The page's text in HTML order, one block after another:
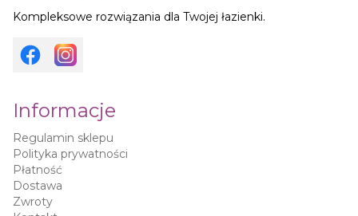
Kompleksowe rozwiązania dla Twojej łazienki.
Informacje
Regulamin sklepu
Polityka prywatności
Płatność
Dostawa
Zwroty